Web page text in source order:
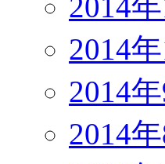
2014
2014
2014